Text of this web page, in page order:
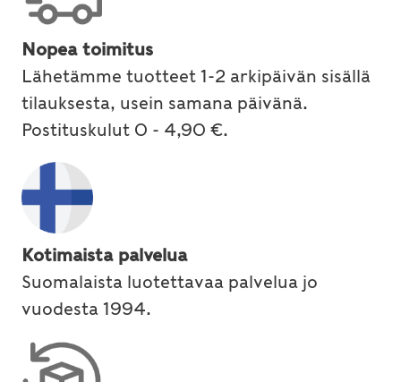
Nopea toimitus
Lähetämme tuotteet 1-2 arkipäivän sisällä
tilauksesta, usein samana päivänä.
Postituskulut 0 - 4,90 €.
Kotimaista palvelua
Suomalaista luotettavaa palvelua jo
vuodesta 1994.